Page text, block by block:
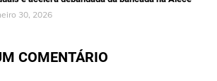
30, 2026
COMENTÁRIO